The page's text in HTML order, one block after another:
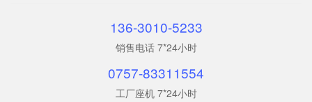
136-3010-5233
销售电话 7*24小时
0757-83311554
工厂座机 7*24小时